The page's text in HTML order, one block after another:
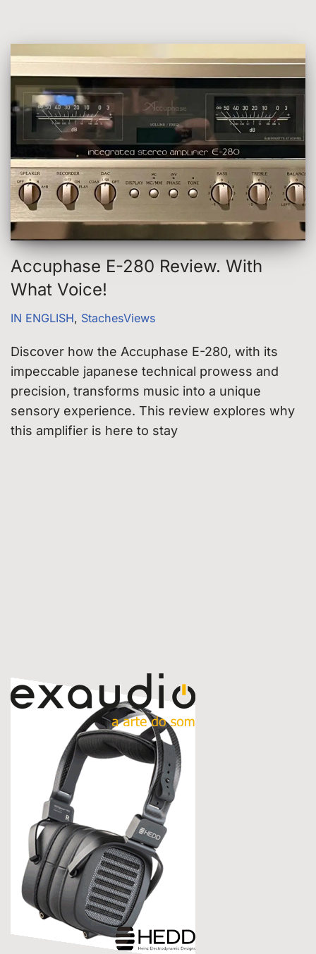
Accuphase E-280 Review. With
What Voice!
IN ENGLISH, StachesViews
Discover how the Accuphase E-280, with its
impeccable japanese technical prowess and
precision, transforms music into a unique
sensory experience. This review explores why
this amplifier is here to stay